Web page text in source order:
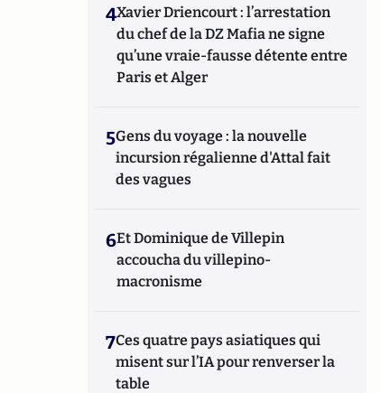
4Xavier Driencourt : l’arrestation
du chef de la DZ Mafia ne signe
qu’une vraie-fausse détente entre
Paris et Alger
5Gens du voyage : la nouvelle
incursion régalienne d'Attal fait
des vagues
6Et Dominique de Villepin
accoucha du villepino-
macronisme
7Ces quatre pays asiatiques qui
misent sur l’IA pour renverser la
table